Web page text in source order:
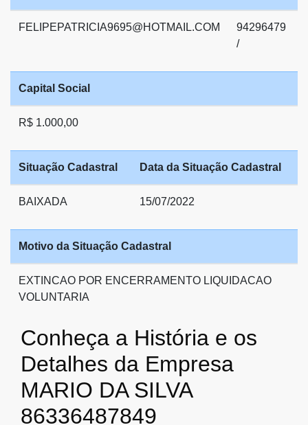
FELIPEPATRICIA9695@HOTMAIL.COM
94296479
/
Capital Social
R$ 1.000,00
Situação Cadastral Data da Situação Cadastral
BAIXADA 15/07/2022
Motivo da Situação Cadastral
EXTINCAO POR ENCERRAMENTO LIQUIDACAO
VOLUNTARIA
Conheça a História e os
Detalhes da Empresa
MARIO DA SILVA
86336487849